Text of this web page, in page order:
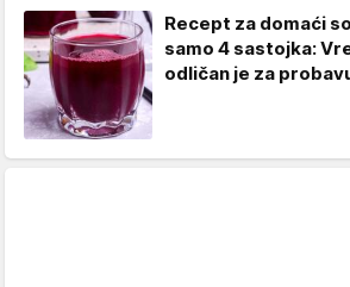
Recept za domaći
samo 4 sastojka:
odličan je za